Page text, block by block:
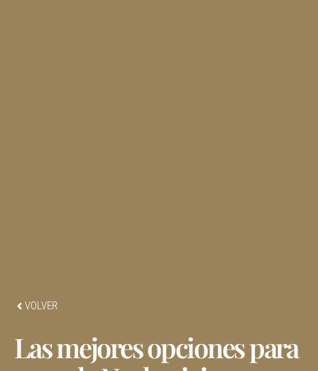
VOLVER
Las mejores opciones para